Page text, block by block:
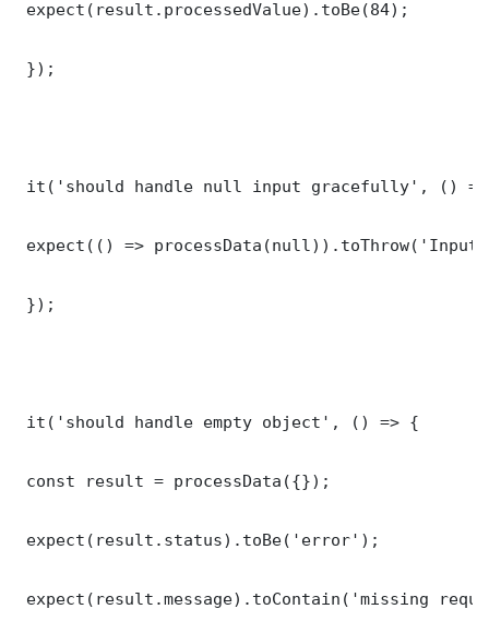
expect(result.processedValue).toBe(84);
});
it('should handle null input gracefully', ()
expect(() =>
});
it('should handle empty object', () => {
const result = processData({});
expect(result.status).toBe('error');
expect(result.message).toContain('missing